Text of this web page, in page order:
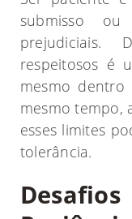
submisso ou
prejudiciais.
respeitosos é
mesmo
mesmo tempo,
esses limites
tolerância.